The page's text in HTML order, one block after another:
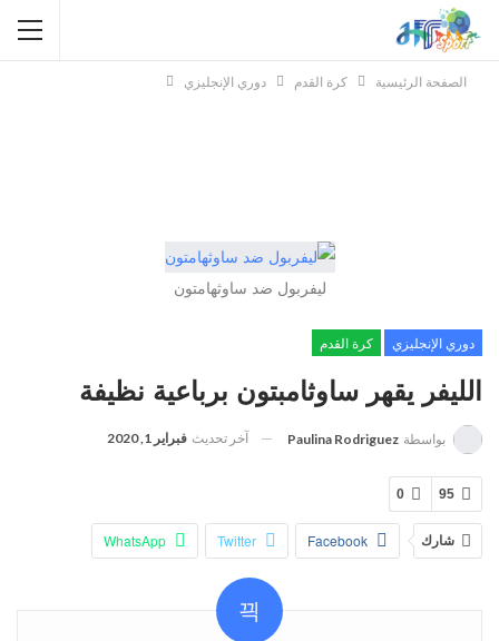
الصفحة الرئيسية كرة القدم دوري الإنجليزي
ليفربول ضد ساوثهامتون
دوري الإنجليزي كرة القدم
الليفر يقهر ساوثامبتون برباعية نظيفة
بواسطة Paulina Rodriguez آخر تحديث فبراير 1, 2020
0 95
شارك Facebook
Twitter
WhatsApp
البريد الإلكتروني